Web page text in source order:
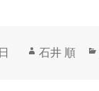
作
石井 順